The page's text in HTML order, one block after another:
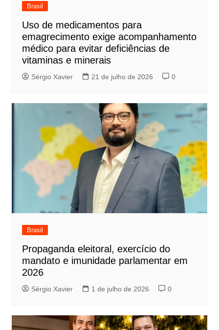
Brasil
Uso de medicamentos para
emagrecimento exige acompanhamento
médico para evitar deficiências de
vitaminas e minerais
Sérgio Xavier 21 de julho de 2026 0
Brasil
Propaganda eleitoral, exercício do
mandato e imunidade parlamentar em
2026
Sérgio Xavier 1 de julho de 2026 0